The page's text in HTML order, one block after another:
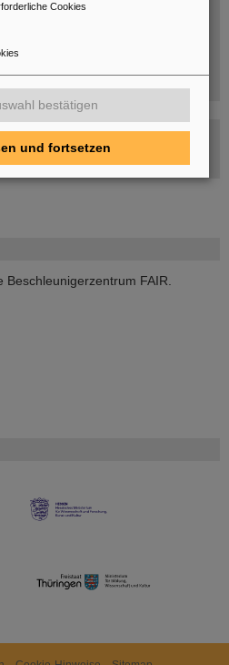
FAIR.
des Super-FRS installiert
its first dipole magnet produced
this page, please contact
Cookies
bestätigen
und fortsetzen